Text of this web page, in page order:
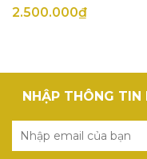
2.500.000₫
NHẬP THÔNG TIN